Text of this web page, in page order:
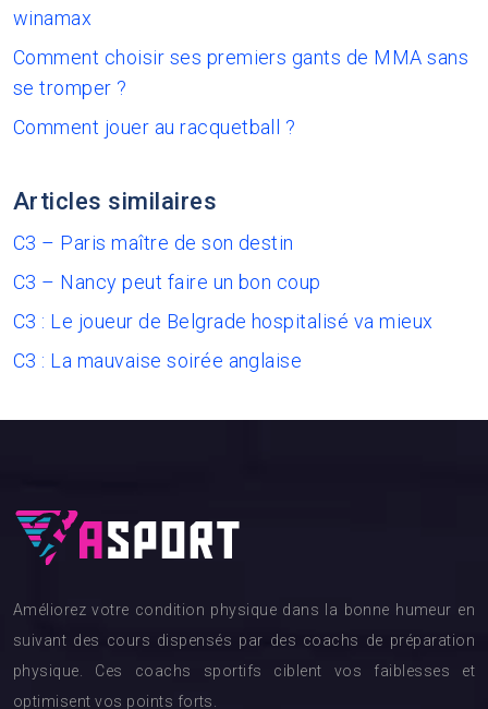
winamax
Comment choisir ses premiers gants de MMA sans
se tromper ?
Comment jouer au racquetball ?
Articles similaires
C3 – Paris maître de son destin
C3 – Nancy peut faire un bon coup
C3 : Le joueur de Belgrade hospitalisé va mieux
C3 : La mauvaise soirée anglaise
Améliorez votre condition physique dans la bonne humeur en
suivant des cours dispensés par des coachs de préparation
physique. Ces coachs sportifs ciblent vos faiblesses et
optimisent vos points forts.